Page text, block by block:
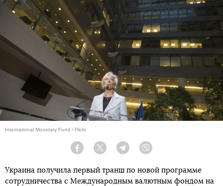
International Monetary Fund / Flickr
Facebook Twitter Telegram
Украина получила первый транш по новой программе
сотрудничества с Международным валютным фондом на